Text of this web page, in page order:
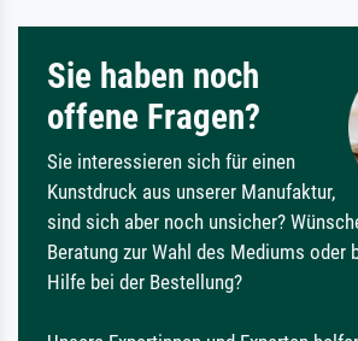
Sie haben noch
offene Fragen?
Sie interessieren sich für einen
Kunstdruck aus unserer Manufaktur,
sind sich aber noch unsicher?
Beratung zur Wahl des Mediums oder
Hilfe bei der Bestellung?